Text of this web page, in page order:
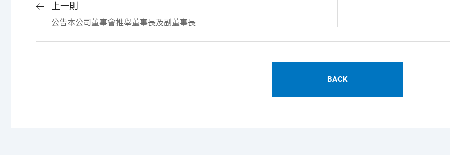
上一則
公告本公司董事會推舉董事長及副董事長
BACK